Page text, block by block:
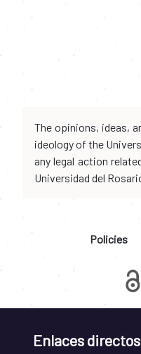
The opinions, ideas,
ideology of the
any legal action
Universidad del
Policies
Enlaces directos